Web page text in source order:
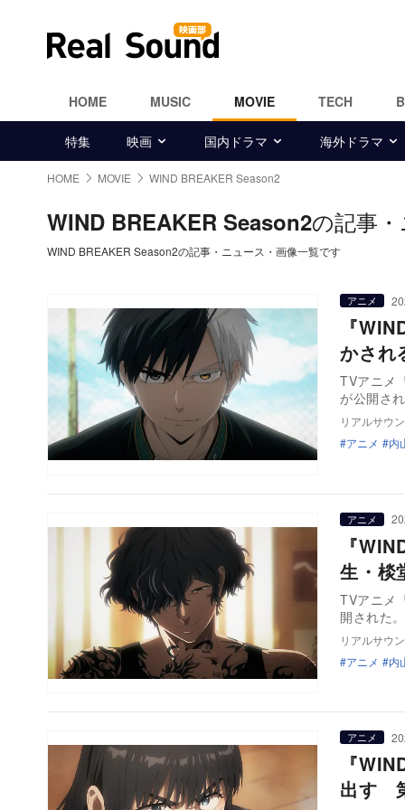
HOME MUSIC MOVIE TECH
特集 映画 国内ドラマ 海外ドラマ
HOME MOVIE WIND BREAKER Season2
WIND BREAKER Season2の記事
WIND BREAKER Season2の記事・ニュース・画像一覧です
アニメ
『
かさ
TVアニメ
が公開さ
リアルサウ
アニメ
内
アニメ
『
生・棪
TVアニメ
開された
リアルサウ
アニメ
内
アニメ
『
出す